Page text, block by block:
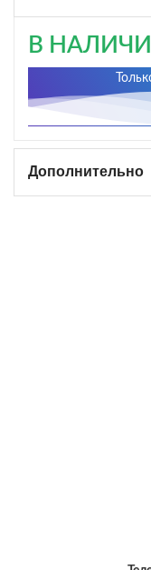
В
Дополнительно